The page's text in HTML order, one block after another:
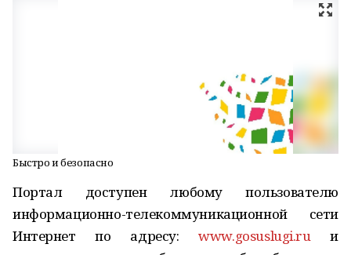
Быстро и безопасно
Портал доступен любому пользователю
информационно-телекоммуникационной сети
Интернет по адресу:www.gosuslugi.ruи